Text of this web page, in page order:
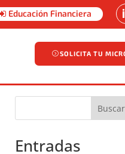
Educación Financiera
SOLICITA TU
SOLICITA TU
Buscar
Entradas